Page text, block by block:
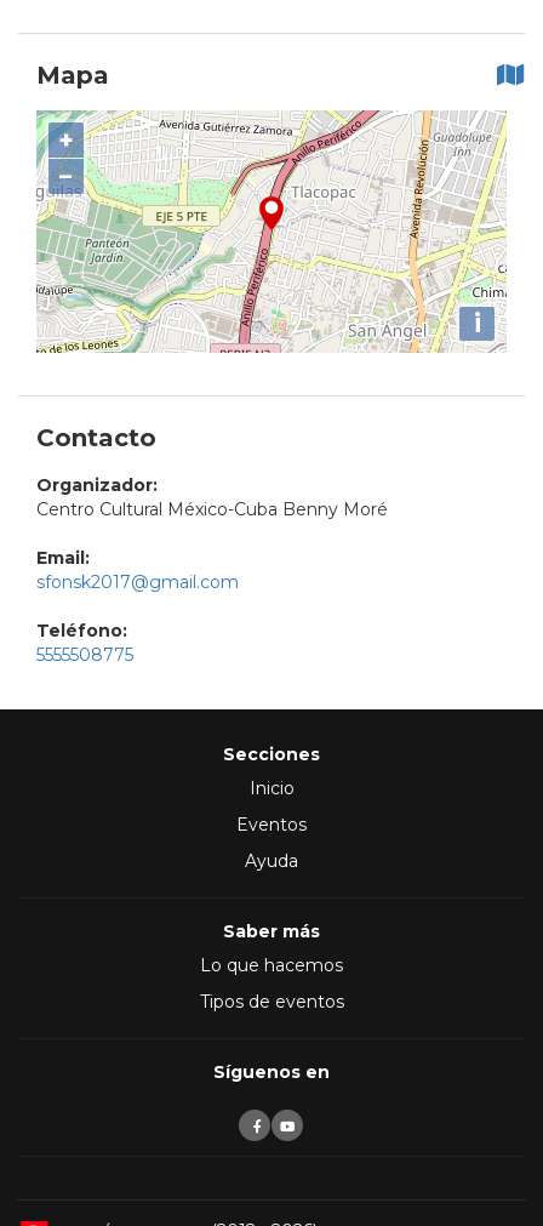
Mapa
+
−
i
Contacto
Organizador:
Centro Cultural México-Cuba Benny Moré
Email:
sfonsk2017@gmail.com
Teléfono:
5555508775
Secciones
Inicio
Eventos
Ayuda
Saber más
Lo que hacemos
Tipos de eventos
Síguenos en